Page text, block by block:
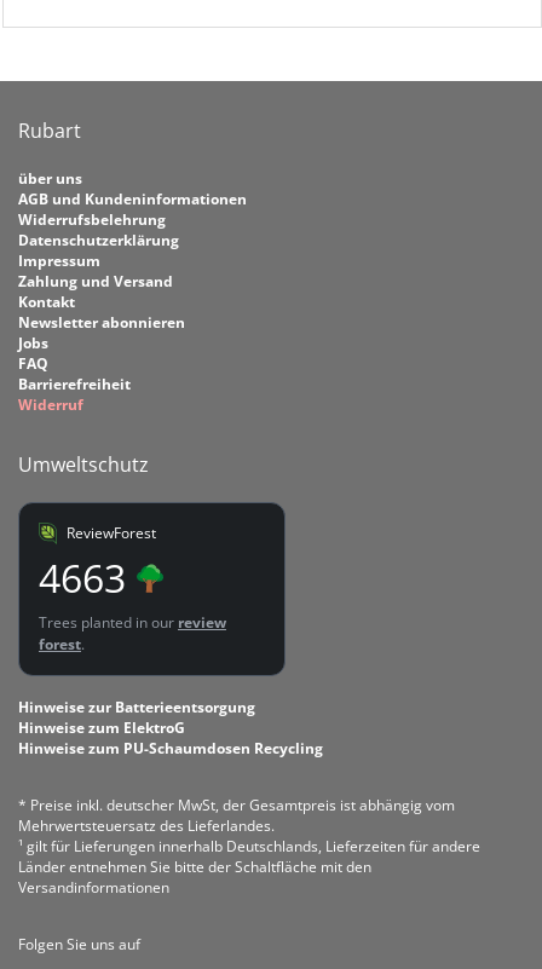
Rubart
über uns
AGB und Kundeninformationen
Widerrufsbelehrung
Datenschutzerklärung
Impressum
Zahlung und Versand
Kontakt
Newsletter abonnieren
Jobs
FAQ
Barrierefreiheit
Widerruf
Umweltschutz
ReviewForest
4663
Trees planted in our review
forest.
Hinweise zur Batterieentsorgung
Hinweise zum ElektroG
Hinweise zum PU-Schaumdosen Recycling
* Preise inkl. deutscher MwSt, der Gesamtpreis ist abhängig vom
Mehrwertsteuersatz des Lieferlandes.
¹ gilt für Lieferungen innerhalb Deutschlands, Lieferzeiten für andere
Länder entnehmen Sie bitte der Schaltfläche mit den
Versandinformationen
Folgen Sie uns auf